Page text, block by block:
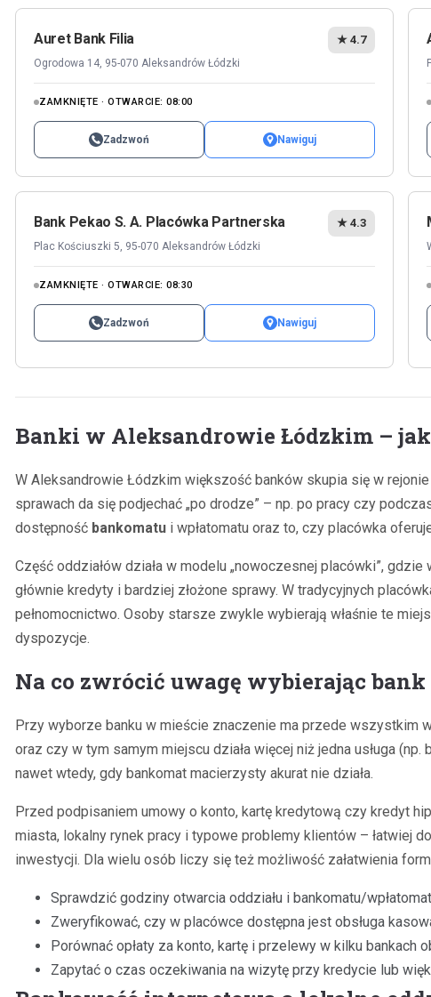
Auret Bank Filia
Ogrodowa 14, 95-070 Aleksandrów Łódzki
★ 4.7
ZAMKNIĘTE · OTWARCIE: 08:00
Zadzwoń Nawiguj
Bank Pekao S. A. Placówka Partnerska
Plac Kościuszki 5, 95-070 Aleksandrów Łódzki
★ 4.3
ZAMKNIĘTE · OTWARCIE: 08:30
Zadzwoń Nawiguj
Banki w Aleksandrowie Łódzkim –
W Aleksandrowie Łódzkim większość banków skupia się w
sprawach da się podjechać „po drodze” – np. po pracy czy
dostępność bankomatu i wpłatomatu oraz to, czy placówka
Część oddziałów działa w modelu „nowoczesnej placówki”,
głównie kredyty i bardziej złożone sprawy. W tradycyjnych
pełnomocnictwo. Osoby starsze zwykle wybierają właśnie te
dyspozycje.
Na co zwrócić uwagę wybierając
Przy wyborze banku w mieście znaczenie ma przede wszystkim
oraz czy w tym samym miejscu działa więcej niż jedna usługa
nawet wtedy, gdy bankomat macierzysty akurat nie działa.
Przed podpisaniem umowy o konto, kartę kredytową czy kredyt
miasta, lokalny rynek pracy i typowe problemy klientów – łatwiej
inwestycji. Dla wielu osób liczy się też możliwość załatwienia
Sprawdzić godziny otwarcia oddziału i bankomatu/
Zweryfikować, czy w placówce dostępna jest obsługa
Porównać opłaty za konto, kartę i przelewy w kilku bankach
Zapytać o czas oczekiwania na wizytę przy kredycie lub